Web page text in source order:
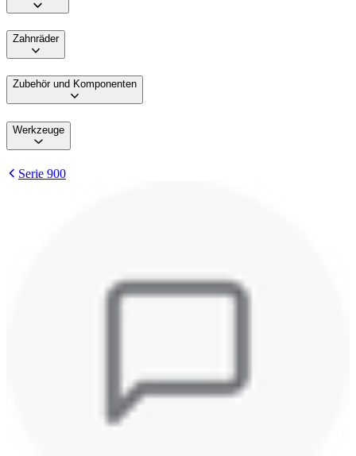
Zahnräder
Zubehör und Komponenten
Werkzeuge
Serie 900